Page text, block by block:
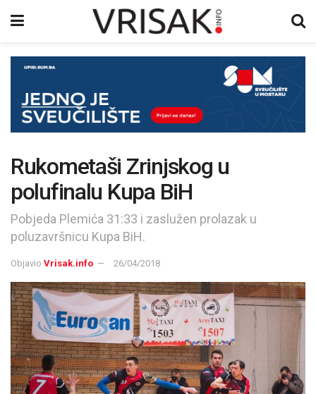
Rukometaši Zrinjskog u
polufinalu Kupa BiH
Pobjeda Plemića 31:33 i zaslužen prolazak u
poluzavršnicu Kupa BiH.
Objavio Vrisak.info 26/04/2018